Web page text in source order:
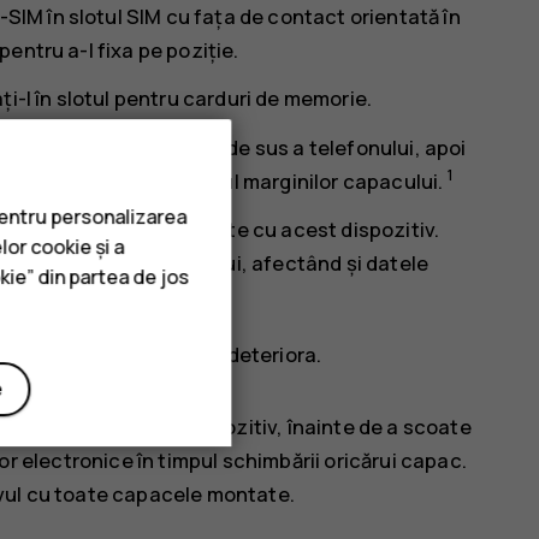
în slotul SIM cu fața de contact orientată în
a-l fixa pe poziție.
l în slotul pentru carduri de memorie.
spate peste marginea de sus a telefonului, apoi
toate clemele în jurul marginilor capacului. 1
spre a fi utilizate cu acest dispozitiv.
și dispozitivului, afectând și datele
dispozitivul se poate deteriora.
și orice alt dispozitiv, înainte de a scoate
electronice în timpul schimbării oricărui capac.
cu toate capacele montate.
personalizarea
cookie și a
din partea de jos